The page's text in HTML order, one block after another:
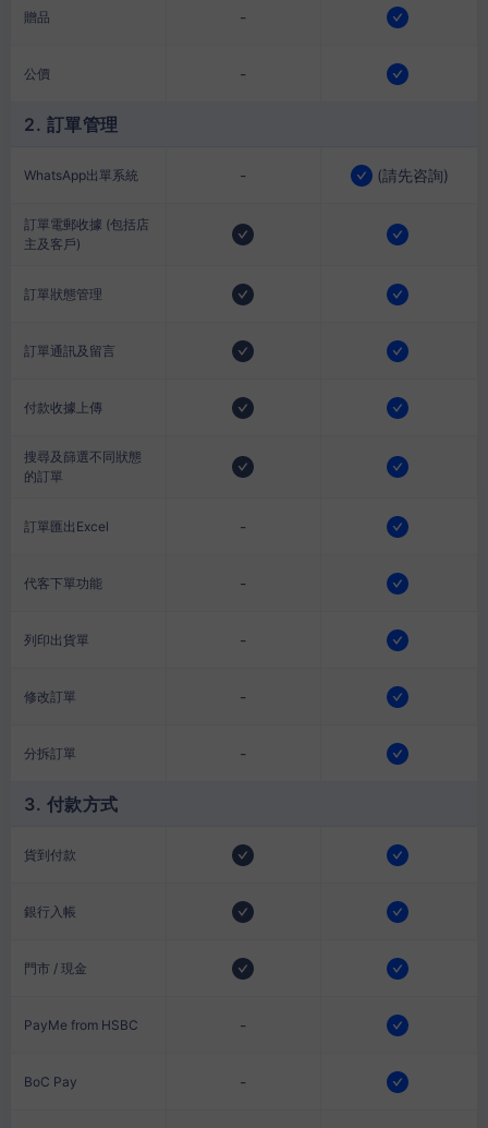
贈品 -
公價 -
2. 訂單管理
WhatsApp出單系統 - (請先咨詢)
訂單電郵收據 (包括店
主及客戶)
訂單狀態管理
訂單通訊及留言
付款收據上傳
搜尋及篩選不同狀態
的訂單
訂單匯出Excel -
代客下單功能 -
列印出貨單 -
修改訂單 -
分拆訂單 -
3. 付款方式
貨到付款
銀行入帳
門市 / 現金
PayMe from HSBC -
BoC Pay -